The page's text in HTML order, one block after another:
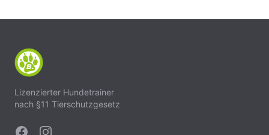
Lizenzierter Hundetrainer
nach §11 Tierschutzgesetz